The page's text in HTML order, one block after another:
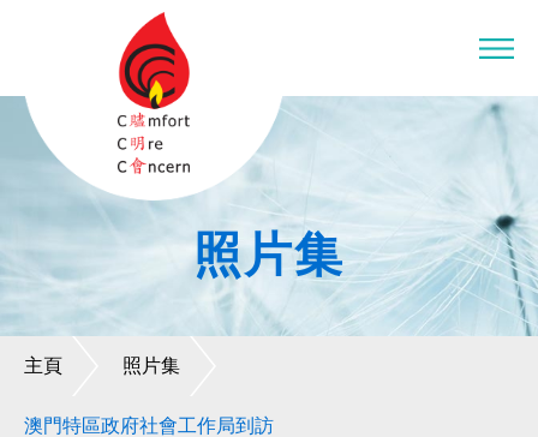
照片集
主頁 照片集
澳門特區政府社會工作局到訪